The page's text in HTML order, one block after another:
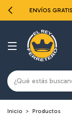
ENVÍOS
Inicio > Productos